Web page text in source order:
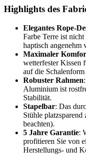
Highlights des
Elegantes Rope-
Farbe Terre ist
haptisch angenehm
Maximaler
wetterfester Kissen
auf die
Robuster Rahmen
Aluminium ist
Stabilität.
Stapelbar: Das
Stühle
beachten).
5 Jahre Garantie:
profitieren Sie von
Herstellungs- und